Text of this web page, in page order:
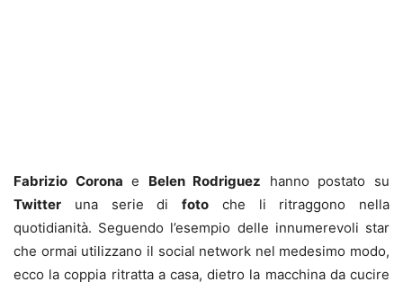
Fabrizio Corona e Belen Rodriguez hanno postato su
Twitter una serie di foto che li ritraggono nella
quotidianità. Seguendo l’esempio delle innumerevoli star
che ormai utilizzano il social network nel medesimo modo,
ecco la coppia ritratta a casa, dietro la macchina da cucire